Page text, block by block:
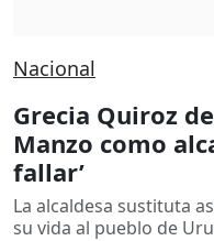
Nacional
Grecia Quiroz
Manzo como
fallar’
La alcaldesa sustituta
su vida al pueblo de